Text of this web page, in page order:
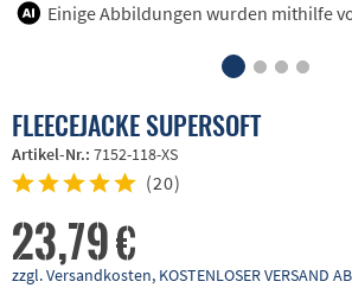
Einige Abbildungen wurden mithilfe
FLEECEJACKE SUPERSOFT
Artikel-Nr.: 7152-118-XS
(20)
23,79 €
zzgl. Versandkosten, KOSTENLOSER VERSAND